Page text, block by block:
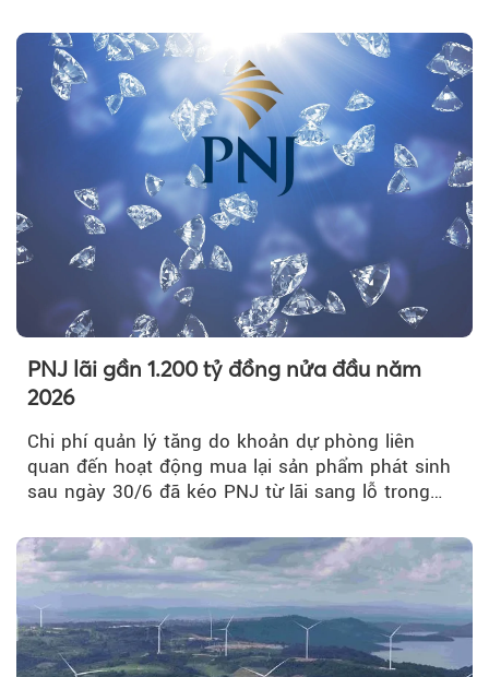
PNJ lãi gần 1.200 tỷ đồng nửa đầu năm
2026
Chi phí quản lý tăng do khoản dự phòng liên
quan đến hoạt động mua lại sản phẩm phát sinh
sau ngày 30/6 đã kéo PNJ từ lãi sang lỗ trong